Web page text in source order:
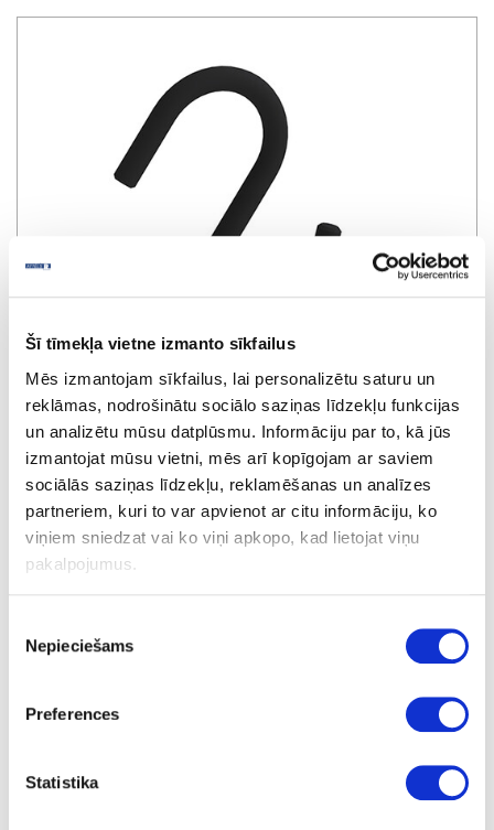
Šī tīmekļa vietne izmanto sīkfailus
Mēs izmantojam sīkfailus, lai personalizētu saturu un
reklāmas, nodrošinātu sociālo saziņas līdzekļu funkcijas
un analizētu mūsu datplūsmu. Informāciju par to, kā jūs
izmantojat mūsu vietni, mēs arī kopīgojam ar saviem
sociālās saziņas līdzekļu, reklamēšanas un analīzes
partneriem, kuri to var apvienot ar citu informāciju, ko
viņiem sniedzat vai ko viņi apkopo, kad lietojat viņu
pakalpojumus.
izvēle
Nepieciešams
Preferences
Statistika
Hook for railing
Share product link